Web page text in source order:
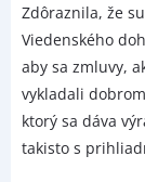
Zdôraznila, že
Viedenského
aby sa zmluvy,
vykladali
ktorý sa dáva
takisto s